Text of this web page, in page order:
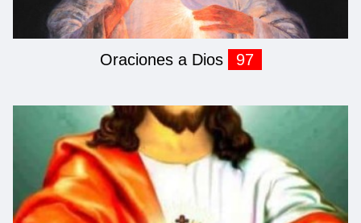
Oraciones a Dios 97